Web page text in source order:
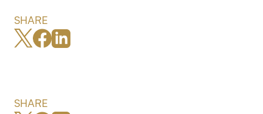
SHARE
SHARE